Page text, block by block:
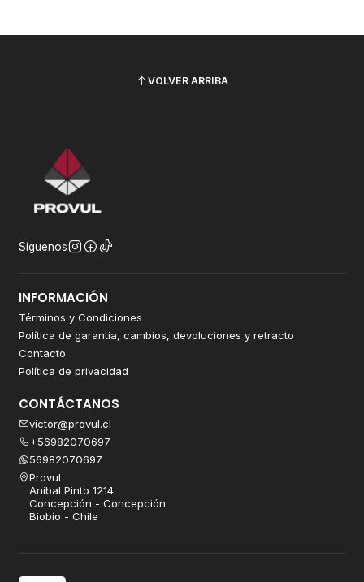
VOLVER ARRIBA
Síguenos
INFORMACIÓN
Términos y Condiciones
Política de garantía, cambios, devoluciones y retracto
Contacto
Política de privacidad
CONTÁCTANOS
victor@provul.cl
+56982070697
56982070697
Provul
Anibal Pinto 1214
Concepción - Concepción
Biobío - Chile